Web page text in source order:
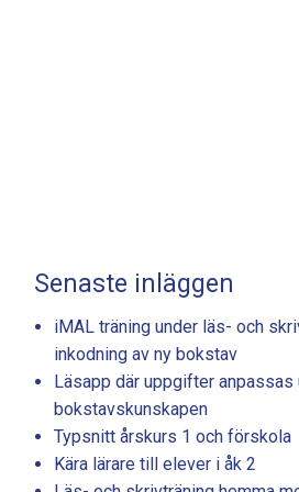
Senaste inläggen
iMAL träning under läs- och
inkodning av ny bokstav
Läsapp där uppgifter anpassas
bokstavskunskapen
Typsnitt årskurs 1 och förskola
Kära lärare till elever i åk 2